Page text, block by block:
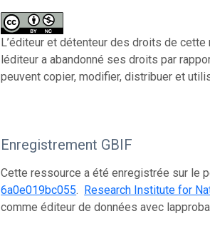
L’éditeur et détenteur des droits de
léditeur a abandonné ses droits par
peuvent copier, modifier, distribuer et
Enregistrement GBIF
Cette ressource a été enregistrée sur le
6a0e019bc055. Research Institute for
comme éditeur de données avec